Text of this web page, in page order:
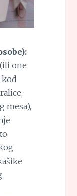
one
mesa),